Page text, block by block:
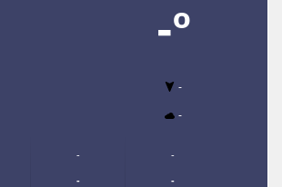
-º
-
-
-
-
-
-